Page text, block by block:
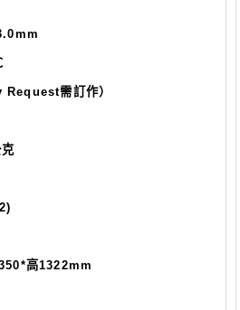
Request需訂作）
高1322mm